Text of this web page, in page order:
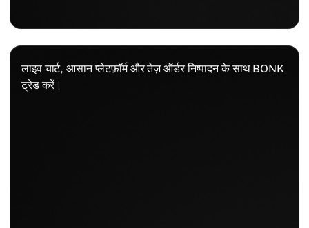
लाइव चार्ट, आसान प्लेटफ़ॉर्म और तेज़ ऑर्डर निष्पादन के साथ BONK
ट्रेड करें।